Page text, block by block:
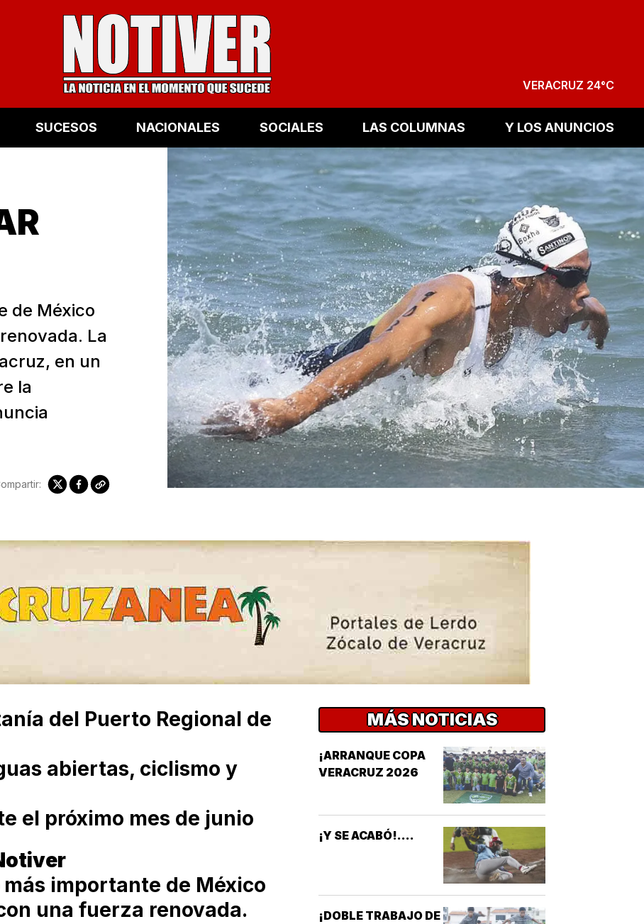
VERACRUZ 24°C
SUCESOS NACIONALES SOCIALES LAS COLUMNAS Y LOS ANUNCIOS
de México
La
en un
la
del Puerto Regional de
abiertas, ciclismo y
el próximo mes de junio
importante de México
una fuerza renovada.
MÁS NOTICIAS
¡ARRANQUE COPA
VERACRUZ 2026
¡Y SE ACABÓ!....
¡DOBLE TRABAJO DE